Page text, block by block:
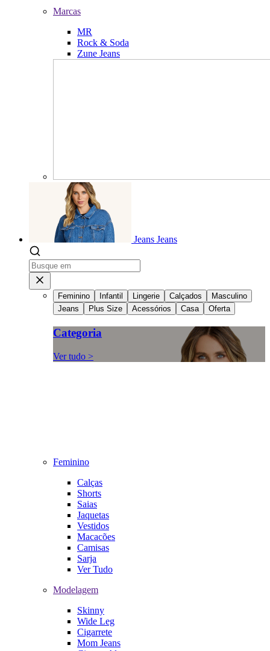
Marcas
MR
Rock & Soda
Zune Jeans
Jeans Jeans
Feminino Infantil Lingerie Calçados
Masculino
Jeans
Plus Size Acessórios Casa Oferta
Categoria
Ver tudo >
Feminino
Calças
Shorts
Saias
Jaquetas
Vestidos
Macacões
Camisas
Sarja
Ver Tudo
Modelagem
Skinny
Wide Leg
Cigarrete
Mom Jeans